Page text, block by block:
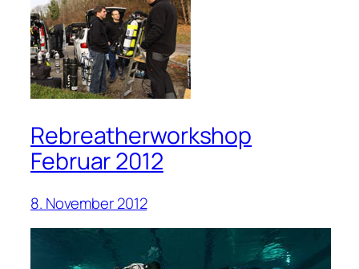
Rebreatherworkshop
Februar 2012
8. November 2012